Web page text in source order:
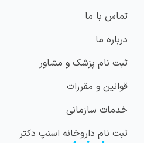
تماس با ما
درباره ما
ثبت نام پزشک و مشاور
قوانین و مقررات
خدمات سازمانی
ثبت نام داروخانه اسنپ دکتر